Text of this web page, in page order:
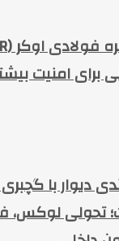
برای امنیت
دیوار با
تحولی لوکس،